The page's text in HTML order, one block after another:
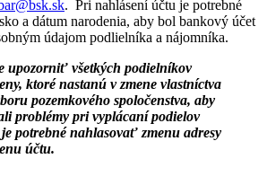
. Pri nahlásení účtu je potrebné
a dátum narodenia, aby bol bankový účet
údajom podlielníka a nájomníka.
upozorniť všetkých podielníkov
ktoré nastanú v zmene vlastníctva
pozemkového spoločenstva, aby
problémy pri vyplácaní podielov
potrebné nahlasovať zmenu adresy
účtu.